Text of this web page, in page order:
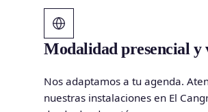
Modalidad presencial y
Nos adaptamos a tu agenda.
nuestras instalaciones en El